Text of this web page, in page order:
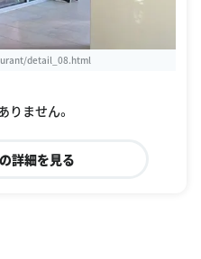
detail_08.html
りません。
詳細を見る